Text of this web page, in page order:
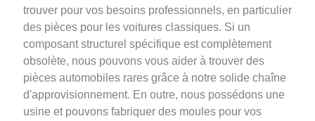
trouver pour vos besoins professionnels, en particulier
des pièces pour les voitures classiques. Si un
composant structurel spécifique est complètement
obsolète, nous pouvons vous aider à trouver des
pièces automobiles rares grâce à notre solide chaîne
d'approvisionnement. En outre, nous possédons une
usine et pouvons fabriquer des moules pour vos